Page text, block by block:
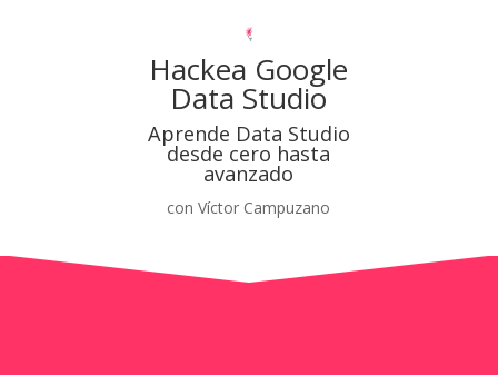
Hackea Google
Data Studio
Aprende Data Studio
desde cero hasta
avanzado
con Víctor Campuzano